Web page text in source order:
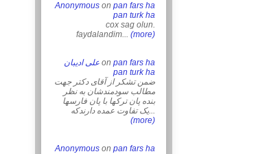
Anonymous on pan fars ha
pan turk ha
cox sag olun.
faydalandim... (more)
علی ادیبان on pan fars ha
pan turk ha
ضمن تشکر از آقای دکتر جهت
مطالب سودمندشان به نظر
بنده پان ترکها با پان فارسها
یک تفاوت عمده دارندکه...
(more)
Anonymous on pan fars ha